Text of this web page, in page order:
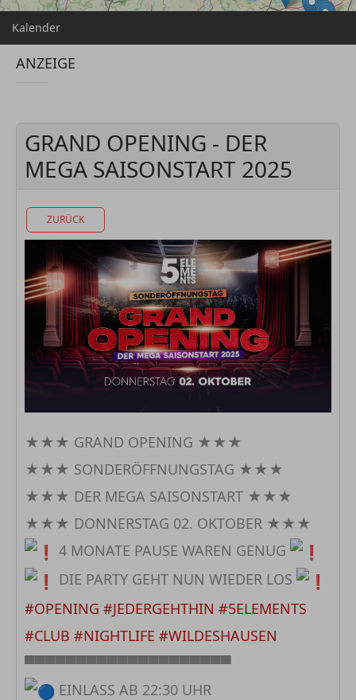
Kalender
ANZEIGE
GRAND OPENING - DER
MEGA SAISONSTART 2025
ZURÜCK
★★★ GRAND OPENING ★★★
★★★ SONDERÖFFNUNGSTAG ★★★
★★★ DER MEGA SAISONSTART ★★★
★★★ DONNERSTAG 02. OKTOBER ★★★
4 MONATE PAUSE WAREN GENUG
DIE PARTY GEHT NUN WIEDER LOS
#OPENING #JEDERGEHTHIN #5ELEMENTS
#CLUB #NIGHTLIFE #WILDESHAUSEN
▀▀▀▀▀▀▀▀▀▀▀▀▀▀▀▀▀▀▀▀
EINLASS AB 22:30 UHR